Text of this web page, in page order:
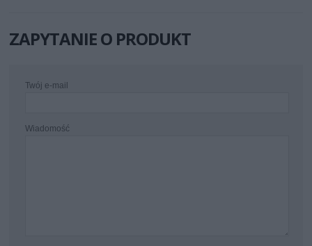
ZAPYTANIE O PRODUKT
Twój e-mail
Wiadomość